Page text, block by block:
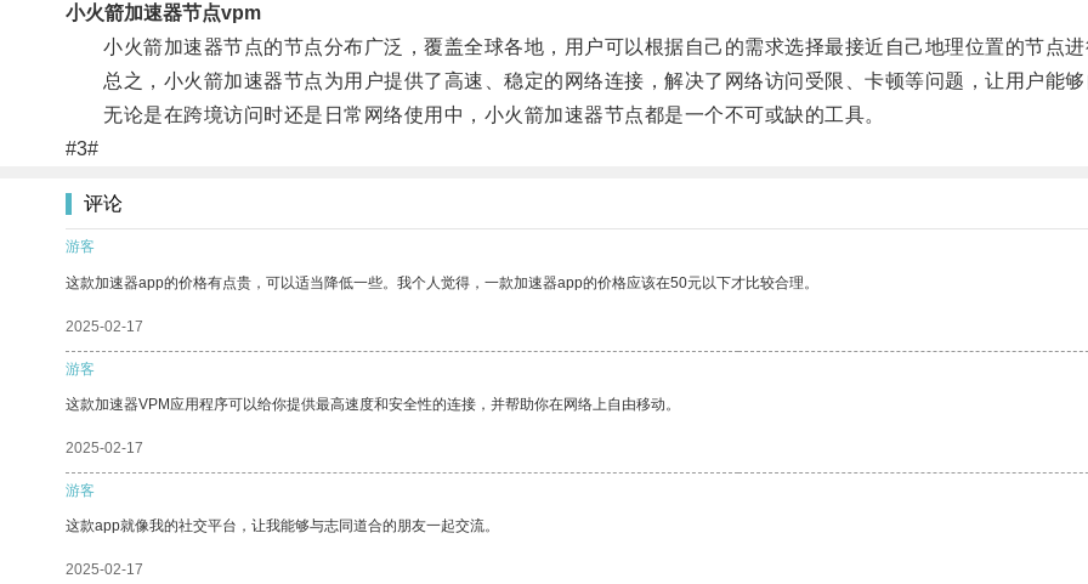
小火箭加速器节点vpm
小火箭加速器节点的节点分布广泛，覆盖全球各地，用户可以根据自己的需求选择最接近自己地理位置的节点进
总之，小火箭加速器节点为用户提供了高速、稳定的网络连接，解决了网络访问受限、卡顿等问题，让用户能够
无论是在跨境访问时还是日常网络使用中，小火箭加速器节点都是一个不可或缺的工具。
#3#
评论
游客
这款加速器app的价格有点贵，可以适当降低一些。我个人觉得，一款加速器app的价格应该在50元以下才比较合理。
2025-02-17
游客
这款加速器VPM应用程序可以给你提供最高速度和安全性的连接，并帮助你在网络上自由移动。
2025-02-17
游客
这款app就像我的社交平台，让我能够与志同道合的朋友一起交流。
2025-02-17